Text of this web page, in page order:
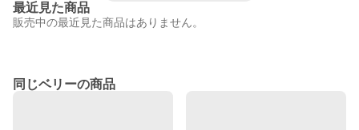
最近見た商品
販売中の最近見た商品はありません。
同じベリーの商品